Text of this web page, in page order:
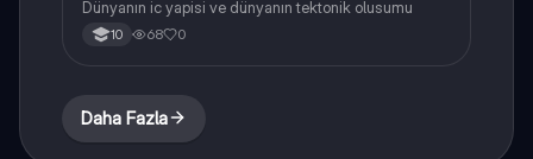
Dünyanın ic yapisi ve dünyanın tektonik olusumu
10 68 0
Daha Fazla